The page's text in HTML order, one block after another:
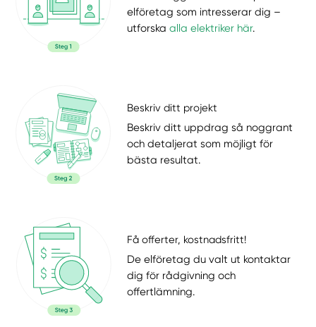
elföretag som intresserar dig –
utforskaalla elektriker här.
Beskriv ditt projekt
Beskriv ditt uppdrag så noggrant
och detaljerat som möjligt för
bästa resultat.
Få offerter, kostnadsfritt!
De elföretag du valt ut kontaktar
dig för rådgivning och
offertlämning.